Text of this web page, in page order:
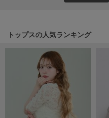
HUNTER
ハンター
HOKA ONEONE
ホカ オネオネ
キーン
トップスの人気ランキング